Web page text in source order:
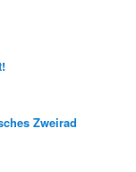
Zweirad